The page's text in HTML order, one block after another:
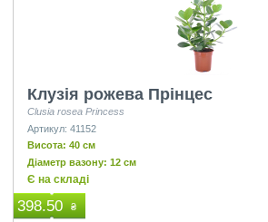
Клузiя рожева Прiнцес
Clusia rosea Princess
Артикул: 41152
Висота: 40 см
Діаметр вазону: 12 см
Є на складі
398.50 ₴